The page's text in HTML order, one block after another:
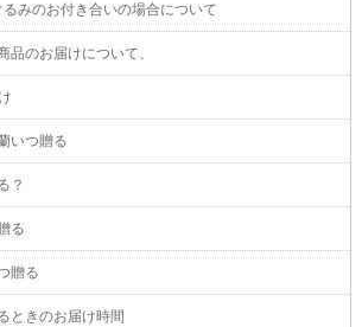
みのお付き合いの場合について
品のお届けについて、
いつ贈る
？
る
贈る
ときのお届け時間